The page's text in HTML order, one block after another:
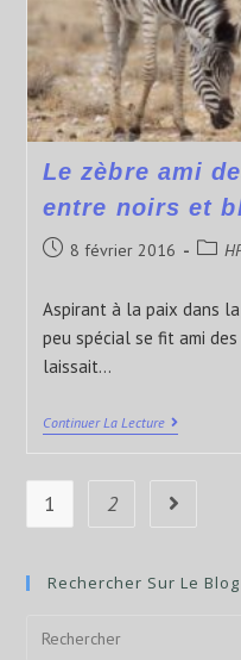
Le zèbre ami
entre noirs et
8 février 2016
Aspirant à la paix dans
peu spécial se fit ami
laissait…
Continuer La Lecture
1 2
Rechercher Sur Le Blog